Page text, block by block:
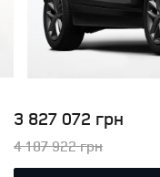
3 827 072 грн
4 187 922 грн